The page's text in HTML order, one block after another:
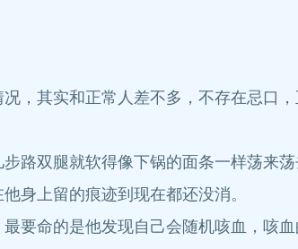
其实和正常人差不多，不存在忌口，
双腿就软得像下锅的面条一样荡来荡
身上留的痕迹到现在都还没消。
命的是他发现自己会随机咳血，咳血